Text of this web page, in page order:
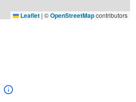
Leaflet | ©OpenStreetMapcontributors